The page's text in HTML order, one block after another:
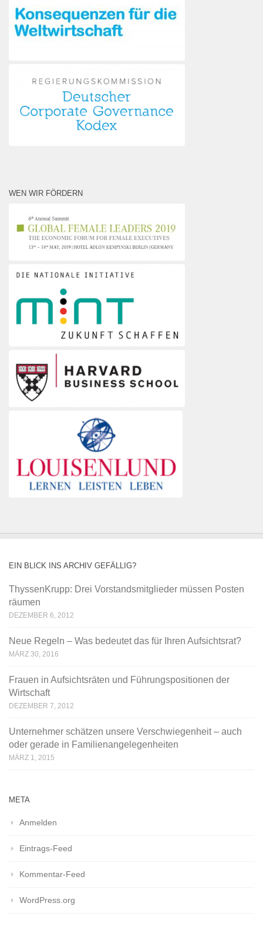
WEN WIR FÖRDERN
EIN BLICK INS ARCHIV GEFÄLLIG?
ThyssenKrupp: Drei Vorstandsmitglieder müssen Posten
räumen
DEZEMBER 6, 2012
Neue Regeln – Was bedeutet das für Ihren Aufsichtsrat?
MÄRZ 30, 2016
Frauen in Aufsichtsräten und Führungspositionen der
Wirtschaft
DEZEMBER 7, 2012
Unternehmer schätzen unsere Verschwiegenheit – auch
oder gerade in Familienangelegenheiten
MÄRZ 1, 2015
META
Anmelden
Eintrags-Feed
Kommentar-Feed
WordPress.org